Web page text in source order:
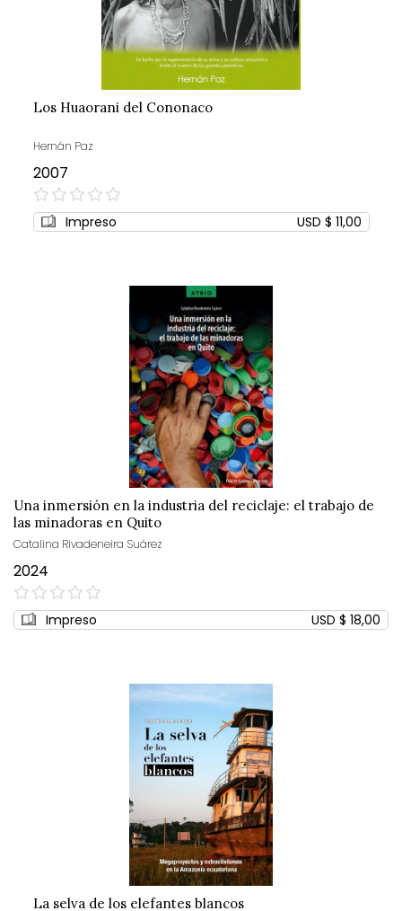
Los Huaorani del Cononaco
Hernán Paz
2007
0%
Impreso USD $ 11,00
Una inmersión en la industria del reciclaje: el trabajo de
las minadoras en Quito
Catalina Rivadeneira Suárez
2024
0%
Impreso USD $ 18,00
La selva de los elefantes blancos